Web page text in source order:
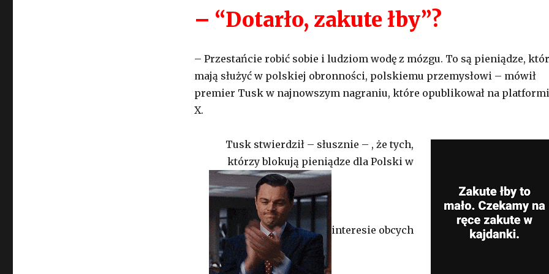
– “Dotarło, zakute łby”?
– Przestańcie robić sobie i ludziom wodę z mózgu. To są pieniądze,
mają służyć w polskiej obronności, polskiemu przemysłowi – mówił
premier Tusk w najnowszym nagraniu, które opublikował na
X.
Tusk stwierdził – słusznie – , że tych,
którzy blokują pieniądze dla Polski w
interesie obcych